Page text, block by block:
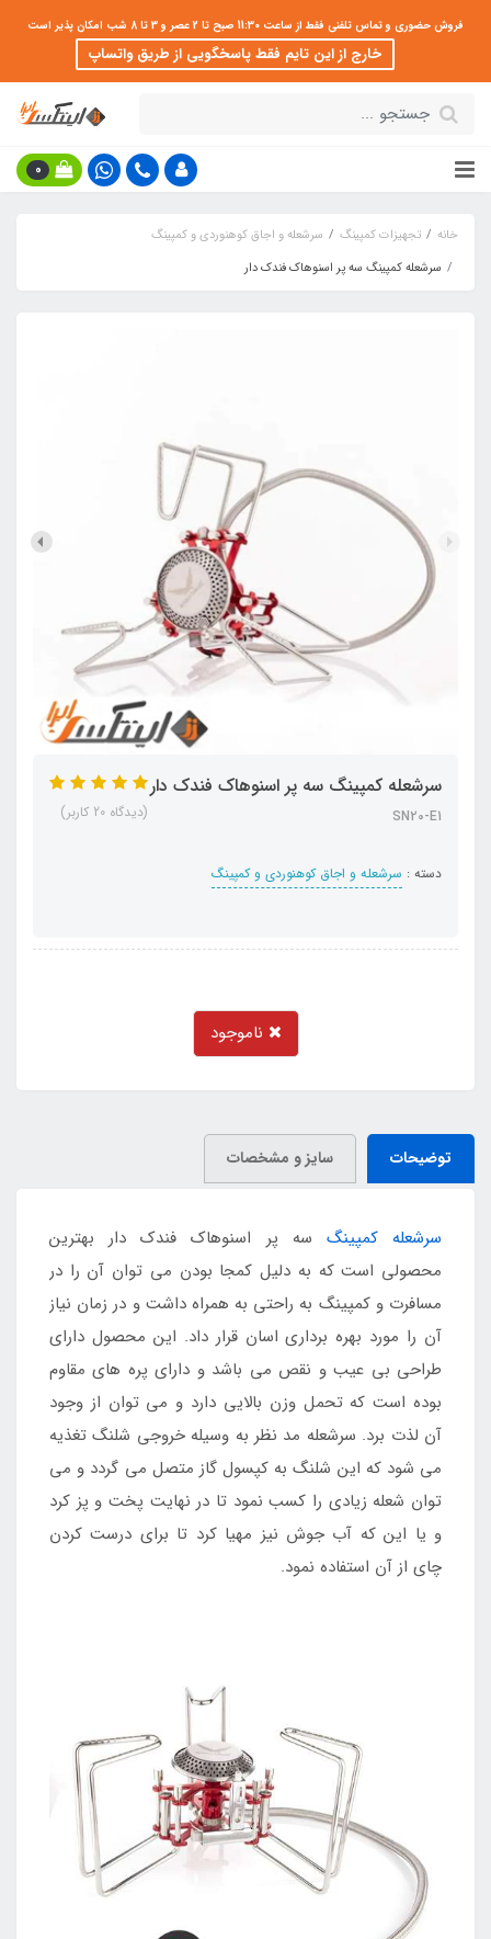
فروش حضوری و تماس تلفنی فقط از ساعت 11:30 صبح تا 2 عصر و 3 تا 8 شب امکان پذیر است
خارج از این تایم فقط پاسخگویی از طریق واتساپ
0
خانه تجهیزات کمپینگ
سرشعله و اجاق کوهنوردی و کمپینگ
سرشعله کمپینگ سه پر اسنوهاک فندک دار
سرشعله کمپینگ سه پر اسنوهاک فندک دار
SN20-E1
دسته : سرشعله و اجاق کوهنوردی و کمپینگ
(دیدگاه 20 کاربر)
ناموجود
توضیحات سایز و مشخصات
سرشعله کمپینگ سه پر اسنوهاک فندک دار بهترین
محصولی است که به دلیل کمجا بودن می توان آن را در
مسافرت و کمپینگ به راحتی به همراه داشت و در زمان نیاز
آن را مورد بهره برداری اسان قرار داد. این محصول دارای
طراحی بی عیب و نقص می باشد و دارای پره های مقاوم
بوده است که تحمل وزن بالایی دارد و می توان از وجود
آن لذت برد. سرشعله مد نظر به وسیله خروجی شلنگ تغذیه
می شود که این شلنگ به کپسول گاز متصل می گردد و می
توان شعله زیادی را کسب نمود تا در نهایت پخت و پز کرد
و یا این که آب جوش نیز مهیا کرد تا برای درست کردن
چای از آن استفاده نمود.